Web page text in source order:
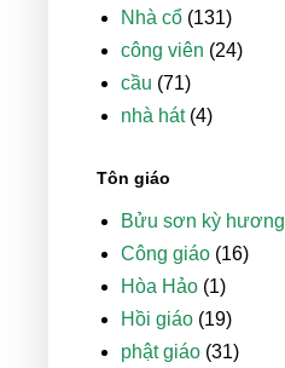
Nhà cổ (131)
công viên (24)
cầu (71)
nhà hát (4)
Tôn giáo
Bửu sơn kỳ hương
Công giáo (16)
Hòa Hảo (1)
Hồi giáo (19)
phật giáo (31)